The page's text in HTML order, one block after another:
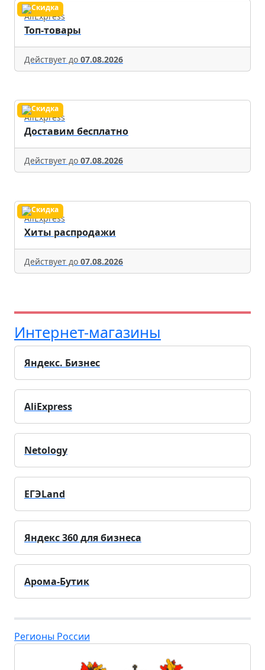
AliExpress
Топ-товары
Действует до 07.08.2026
AliExpress
Доставим бесплатно
Действует до 07.08.2026
AliExpress
Хиты распродажи
Действует до 07.08.2026
Интернет-магазины
Яндекс. Бизнес
AliExpress
Netology
ЕГЭLand
Яндекс 360 для бизнеса
Арома-Бутик
Регионы России